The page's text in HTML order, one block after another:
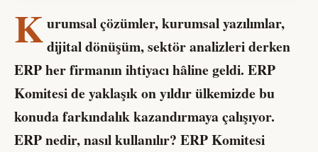
Kurumsal çözümler, kurumsal yazılımlar,
dijital dönüşüm, sektör analizleri derken
ERP her firmanın ihtiyacı hâline geldi. ERP
Komitesi de yaklaşık on yıldır ülkemizde bu
konuda farkındalık kazandırmaya çalışıyor.
ERP nedir, nasıl kullanılır? ERP Komitesi